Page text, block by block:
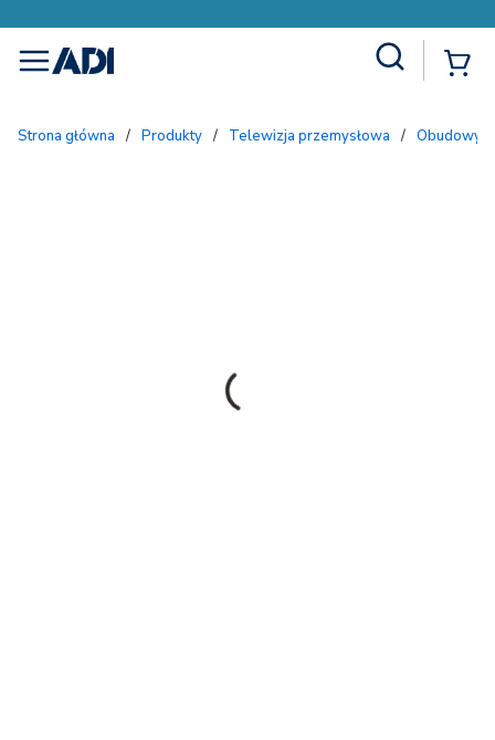
menu
Strona główna / Produkty / Telewizja przemysłowa / Obudowy